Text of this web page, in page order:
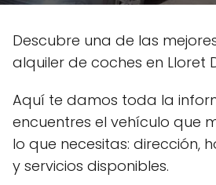
Descubre una de las
alquiler de coches en Lloret
Aquí te damos toda la
encuentres el vehículo que
lo que necesitas: dirección,
y servicios disponibles.